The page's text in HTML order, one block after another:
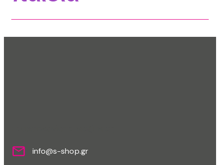
info@s-shop.gr